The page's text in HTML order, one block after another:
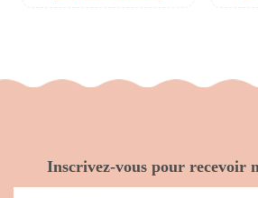
Inscrivez-vous pour recevoir